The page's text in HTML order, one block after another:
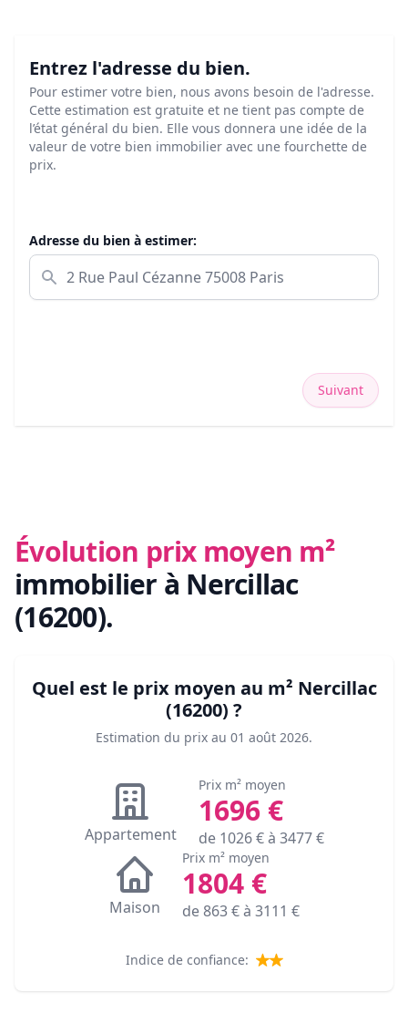
Entrez l'adresse du bien.
Pour estimer votre bien, nous avons besoin de l'adresse.
Cette estimation est gratuite et ne tient pas compte de
l’état général du bien. Elle vous donnera une idée de la
valeur de votre bien immobilier avec une fourchette de
prix.
Adresse du bien à estimer:
Suivant
Évolution prix moyen m²
immobilier à Nercillac
(16200).
Quel est le prix moyen au m² Nercillac
(16200) ?
Estimation du prix au 01 août 2026.
Appartement
Prix m² moyen
1696€
de 1026€ à 3477€
Maison
Prix m² moyen
1804€
de863€ à 3111 €
Indice de confiance: